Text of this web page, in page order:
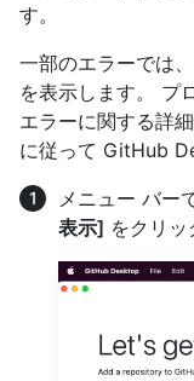
す。
一部のエラーでは
を表示します。 プ
エラーに関する詳
に従って GitHub
メニュー バー
表示] をクリッ